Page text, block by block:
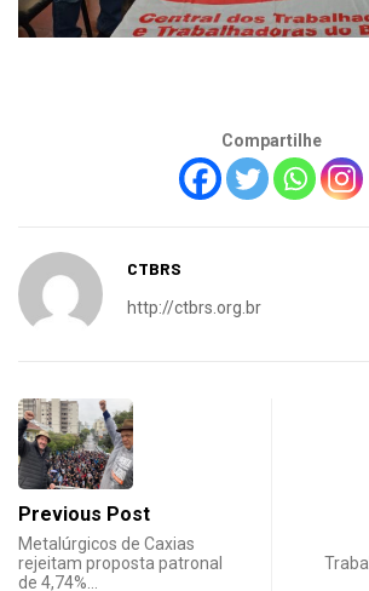
Compartilhe
CTBRS
http://ctbrs.org.br
Previous Post
Metalúrgicos de Caxias
rejeitam proposta patronal
de 4,74%…